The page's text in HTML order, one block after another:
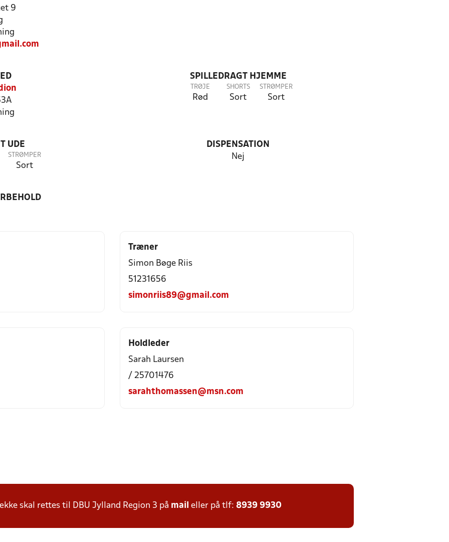
9
SPILLEDRAGT HJEMME
TRØJE
Rød
SHORTS
Sort
STRØMPER
Sort
UDE
STRØMPER
Sort
DISPENSATION
Nej
Træner
Simon Bøge Riis
51231656
simonriis89@gmail.com
Holdleder
Sarah Laursen
/ 25701476
sarahthomassen@msn.com
skal rettes til DBU Jylland Region 3 på mail eller på tlf: 8939 9930